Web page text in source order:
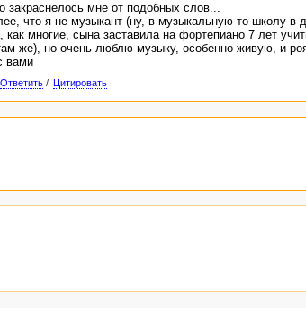
закраснелось мне от подобных слов...
что я не музыкант (ну, в музыкальную-то школу в
как многие, сына заставила на фортепиано 7 лет
же), но очень люблю музыку, особенно живую, и
вами
Ответить/ Цитировать